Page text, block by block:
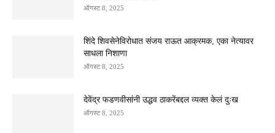
ऑगस्ट 8, 2025
शिंदे शिवसेनेविरोधात संजय राऊत आक्रमक, एका नेत्यावर
साधला निशाणा
ऑगस्ट 8, 2025
देवेंद्र फडणवीसांनी उद्धव ठाकरेंबद्दल व्यक्त केलं दुःख
ऑगस्ट 8, 2025